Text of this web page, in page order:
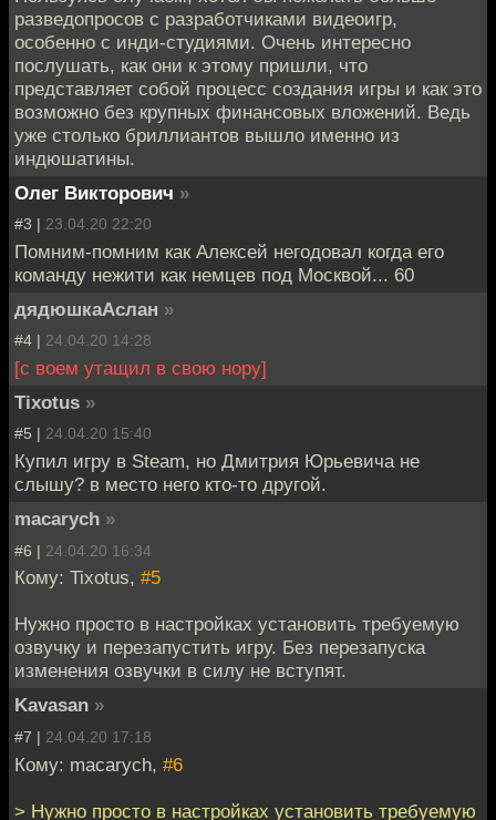
разведопросов с разработчиками видеоигр,
особенно с инди-студиями. Очень интересно
послушать, как они к этому пришли, что
представляет собой процесс создания игры и как это
возможно без крупных финансовых вложений. Ведь
уже столько бриллиантов вышло именно из
индюшатины.
Олег Викторович »
#3 | 23.04.20 22:20
Помним-помним как Алексей негодовал когда его
команду нежити как немцев под Москвой... 60
дядюшкаАслан »
#4 | 24.04.20 14:28
[с воем утащил в свою нору]
Tixotus »
#5 | 24.04.20 15:40
Купил игру в Steam, но Дмитрия Юрьевича не
слышу? в место него кто-то другой.
macarych »
#6 | 24.04.20 16:34
Кому: Tixotus, #5
Нужно просто в настройках установить требуемую
озвучку и перезапустить игру. Без перезапуска
изменения озвучки в силу не вступят.
Kavasan »
#7 | 24.04.20 17:18
Кому: macarych, #6
> Нужно просто в настройках установить требуемую